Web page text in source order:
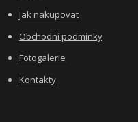
Jak nakupovat
Obchodní podmínky
Fotogalerie
Kontakty